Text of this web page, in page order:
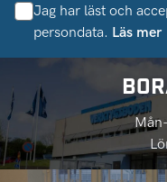
Jag har läst och
persondata. Läs mer